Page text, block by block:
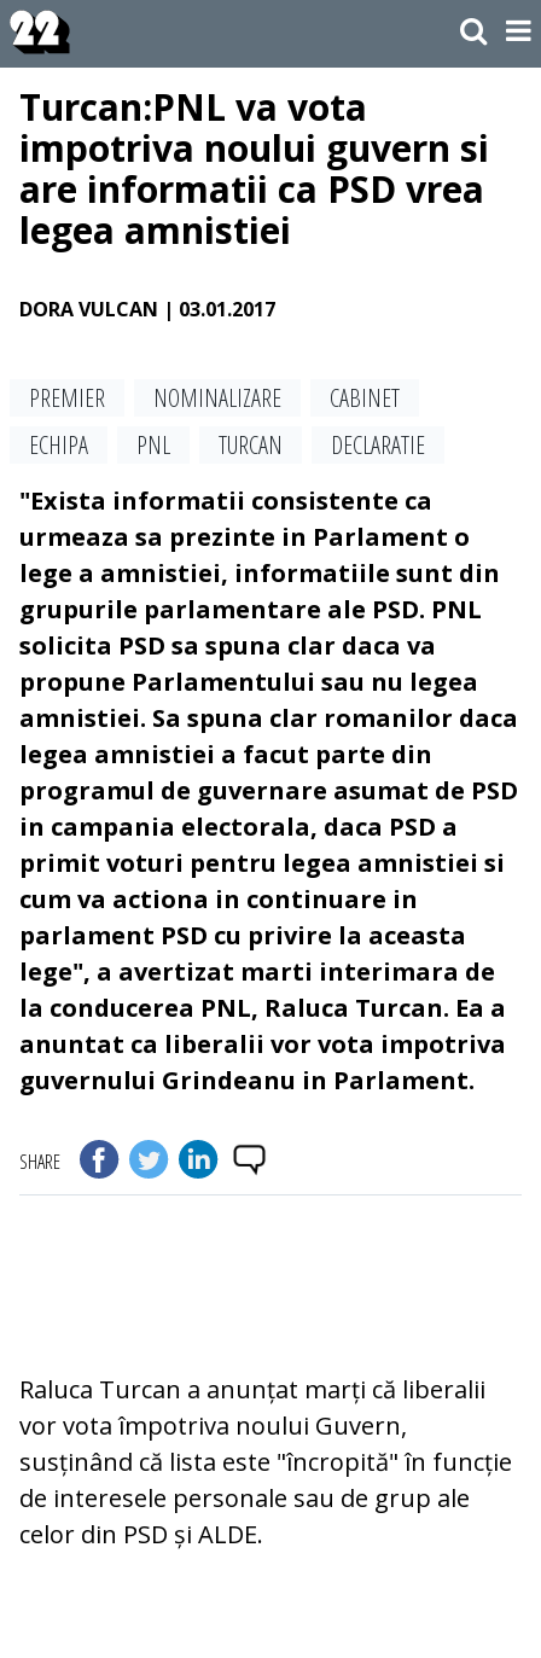
Turcan:PNL va vota
impotriva noului guvern si
are informatii ca PSD vrea
legea amnistiei
DORA VULCAN | 03.01.2017
PREMIER NOMINALIZARE
CABINET
ECHIPA
PNL TURCAN
DECLARATIE
"Exista informatii consistente ca
urmeaza sa prezinte in Parlament o
lege a amnistiei, informatiile sunt din
grupurile parlamentare ale PSD. PNL
solicita PSD sa spuna clar daca va
propune Parlamentului sau nu legea
amnistiei. Sa spuna clar romanilor daca
legea amnistiei a facut parte din
programul de guvernare asumat de PSD
in campania electorala, daca PSD a
primit voturi pentru legea amnistiei si
cum va actiona in continuare in
parlament PSD cu privire la aceasta
lege", a avertizat marti interimara de
la conducerea PNL, Raluca Turcan. Ea a
anuntat ca liberalii vor vota impotriva
guvernului Grindeanu in Parlament.
SHARE
Raluca Turcan a anunțat marți că liberalii
vor vota împotriva noului Guvern,
susținând că lista este "încropită" în funcție
de interesele personale sau de grup ale
celor din PSD și ALDE.